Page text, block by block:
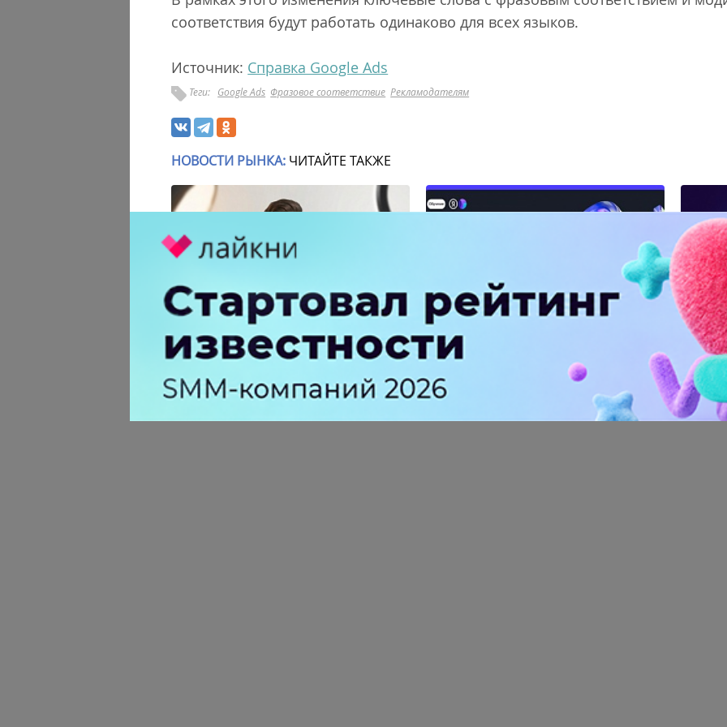
соответствия будут работать одинаково для всех языков.
Источник: Справка Google Ads
Теги: Google Ads Фразовое соответствие Рекламодателям
НОВОСТИ РЫНКА: ЧИТАЙТЕ ТАКЖЕ
Российский рынок инфлюенс-
маркетинга вошел в фазу стагнации
после нескольких лет роста
Яндекс запустил курс по
ПромоСтраницам для агентств
MAX